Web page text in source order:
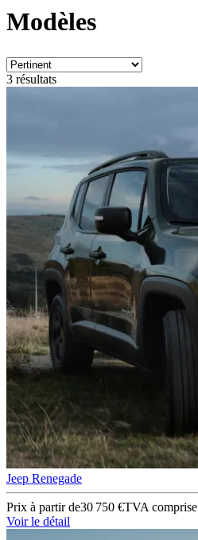
Modèles
3 résultats
Jeep Renegade
Prix à partir de30 750 €TVA comprise
Voir le détail